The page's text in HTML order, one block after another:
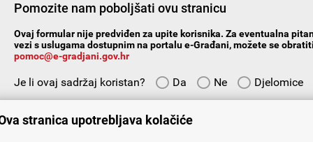
Pomozite nam poboljšati ovu stranicu
Ovaj formular nije predviđen za upite korisnika. Za eventualna
vezi s uslugama dostupnim na portalu e-Građani, možete se
pomoc@e-gradjani.gov.hr
Je li ovaj sadržaj koristan? Da Ne
Djelomice
stranica upotrebljava kolačiće